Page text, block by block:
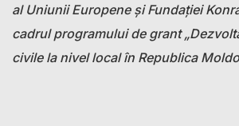
al Uniunii Europene și Fundației
cadrul programului de grant
civile la nivel local în Republica